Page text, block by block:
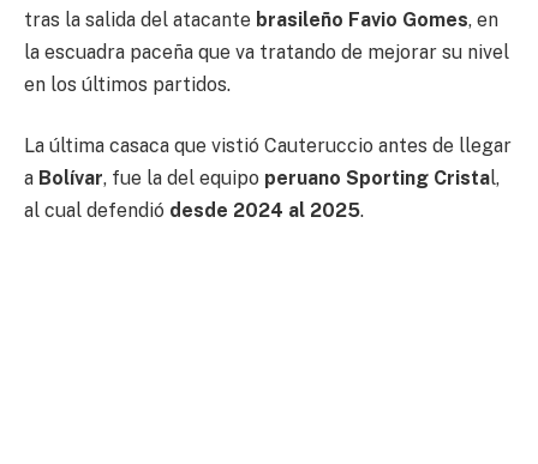
tras la salida del atacante brasileño Favio Gomes, en
la escuadra paceña que va tratando de mejorar su nivel
en los últimos partidos.
La última casaca que vistió Cauteruccio antes de llegar
a Bolívar, fue la del equipo peruano Sporting Cristal,
al cual defendió desde 2024 al 2025.